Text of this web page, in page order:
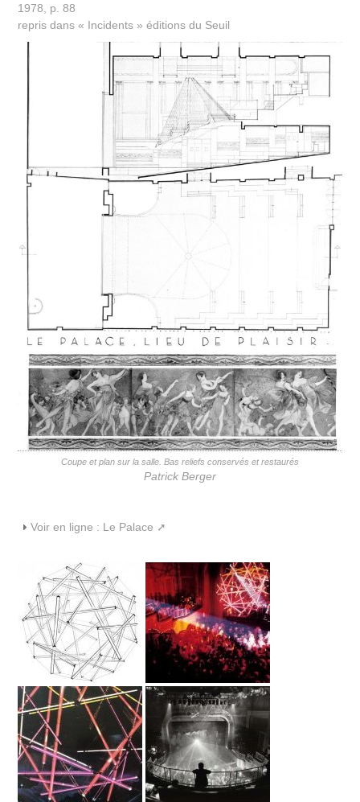
1978, p. 88
repris dans « Incidents » éditions du Seuil
Coupe et plan sur la salle. Bas reliefs conservés et restaurés
Patrick Berger
Voir en ligne : Le Palace